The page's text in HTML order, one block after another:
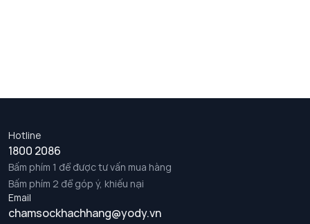
Hotline
1800 2086
Bấm phím 1 để được tư vấn mua hàng
Bấm phím 2 để góp ý, khiếu nại
Email
chamsockhachhang@yody.vn